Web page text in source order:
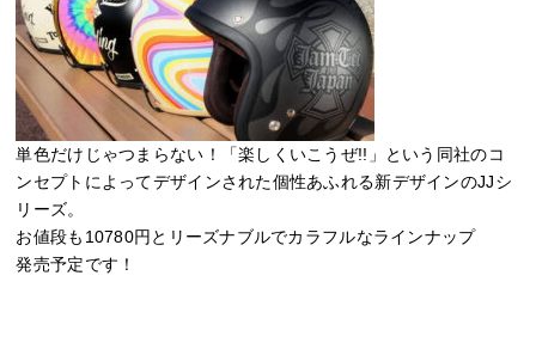
単色だけじゃつまらない！
「楽しくいこうぜ!!」という同社のコ
ンセプトによってデザインされた個性あふれる新デザインのJJシ
リーズ。
お値段も10780円とリーズナブルでカラフルなラインナップ
発売予定です！